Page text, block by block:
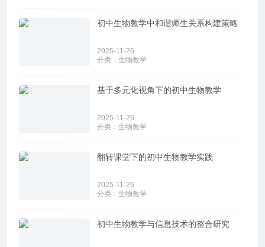
初中生物教学中和谐师生关系构建策略
2025-11-26
分类： 生物教学
基于多元化视角下的初中生物教学
2025-11-26
分类： 生物教学
翻转课堂下的初中生物教学实践
2025-11-26
分类： 生物教学
初中生物教学与信息技术的整合研究